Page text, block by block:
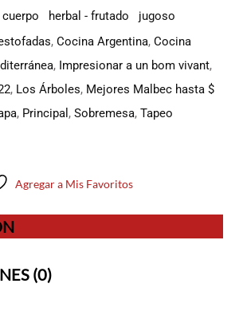
cuerpo herbal - frutado
jugoso
, Cocina Argentina, Cocina
, Impresionar a un bom vivant,
, Los Árboles, Mejores Malbec hasta $
, Principal , Sobremesa, Tapeo
Agregar a Mis Favoritos
(0)